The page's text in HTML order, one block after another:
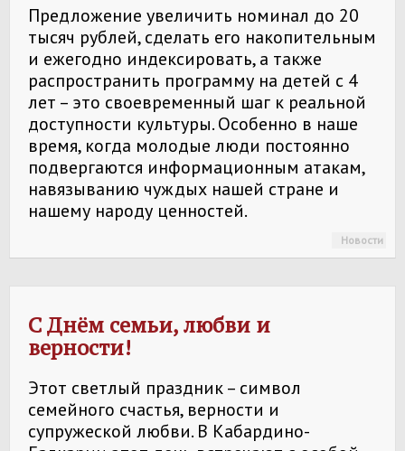
Предложение увеличить номинал до 20
тысяч рублей, сделать его накопительным
и ежегодно индексировать, а также
распространить программу на детей с 4
лет – это своевременный шаг к реальной
доступности культуры. Особенно в наше
время, когда молодые люди постоянно
подвергаются информационным атакам,
навязыванию чуждых нашей стране и
нашему народу ценностей.
Новости
С Днём семьи, любви и
верности!
Этот светлый праздник – символ
семейного счастья, верности и
супружеской любви. В Кабардино-